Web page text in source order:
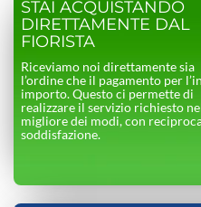
STAI ACQUISTANDO
DIRETTAMENTE DAL
FIORISTA
Riceviamo noi direttamente sia
l’ordine che il pagamento per
importo. Questo ci permette di
realizzare il servizio richiesto
migliore dei modi, con
soddisfazione.